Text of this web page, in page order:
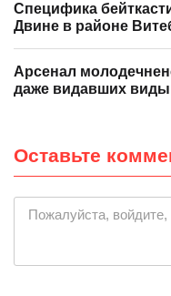
Специфика
Двине в районе
Арсенал
даже видавших виды
Оставьте
Пожалуйста,